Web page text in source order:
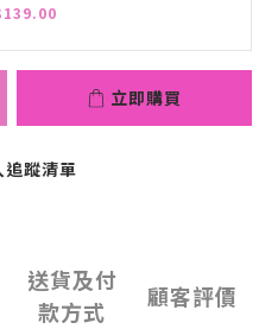
立即購買
追蹤清單
送貨及付
款方式
顧客評價